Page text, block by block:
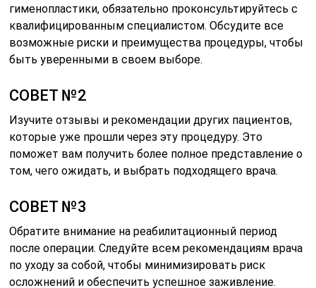
гименопластики, обязательно проконсультируйтесь с
квалифицированным специалистом. Обсудите все
возможные риски и преимущества процедуры, чтобы
быть уверенными в своем выборе.
СОВЕТ №2
Изучите отзывы и рекомендации других пациентов,
которые уже прошли через эту процедуру. Это
поможет вам получить более полное представление о
том, чего ожидать, и выбрать подходящего врача.
СОВЕТ №3
Обратите внимание на реабилитационный период
после операции. Следуйте всем рекомендациям врача
по уходу за собой, чтобы минимизировать риск
осложнений и обеспечить успешное заживление.